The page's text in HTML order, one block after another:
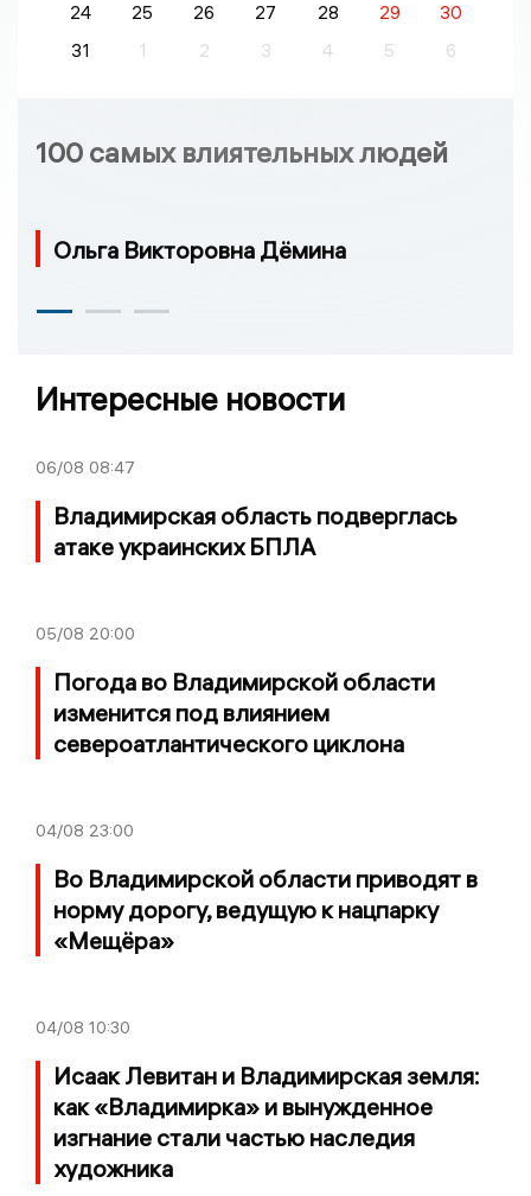
24
25 26 27 28 29
30
31
1 2 3 4 5 6
100 самых влиятельных людей
Ольга Викторовна Дёмина
Интересные новости
06/08 08:47
Владимирская область подверглась
атаке украинских БПЛА
05/08 20:00
Погода во Владимирской области
изменится под влиянием
североатлантического циклона
04/08 23:00
Во Владимирской области приводят в
норму дорогу, ведущую к нацпарку
«Мещёра»
04/08 10:30
Исаак Левитан и Владимирская земля:
как «Владимирка» и вынужденное
изгнание стали частью наследия
художника